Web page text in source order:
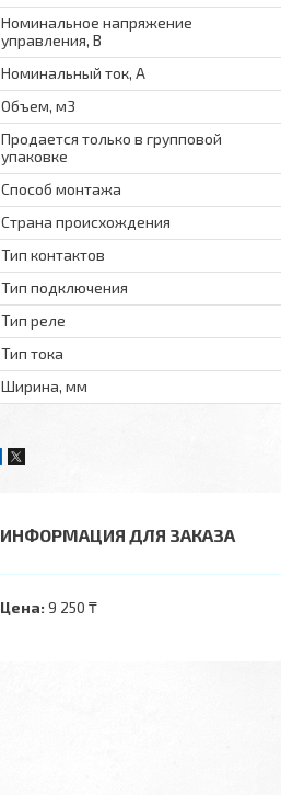
Номинальное напряжение
управления, В
Номинальный ток, А
Объем, м3
Продается только в групповой
упаковке
Способ монтажа
Страна происхождения
Тип контактов
Тип подключения
Тип реле
Тип тока
Ширина, мм
ИНФОРМАЦИЯ ДЛЯ ЗАКАЗА
Цена: 9 250 ₸